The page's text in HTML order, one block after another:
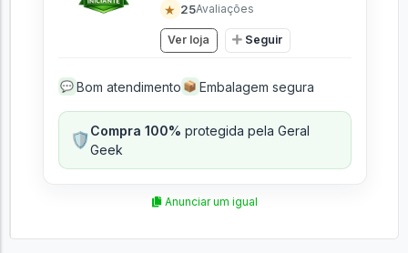
★ 25Avaliações
Ver loja Seguir
💬 Bom atendimento 📦 Embalagem segura
🛡️Compra 100% protegida pela Geral
Geek
Anunciar um igual